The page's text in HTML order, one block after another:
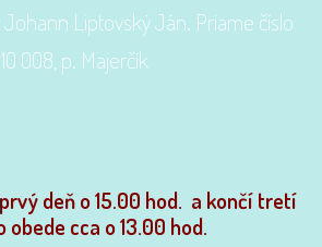
Liptovský Ján. Priame číslo
008 , p. Majerčík
deň o 15.00 hod. a končí tretí
obede cca o 13.00 hod.